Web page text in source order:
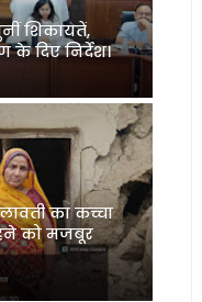
शिकायतें,
के दिए निर्देश।
का कच्चा
को मजबूर